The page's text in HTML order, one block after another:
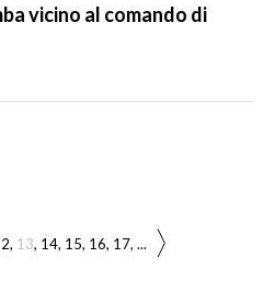
vicino al comando di
13 14 15 16 17 ...